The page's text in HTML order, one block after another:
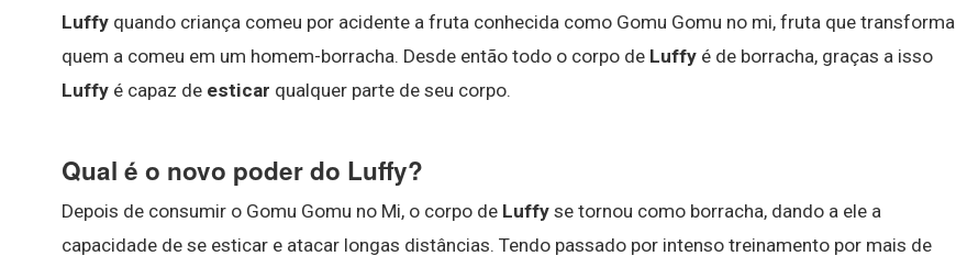
Luffy quando criança comeu por acidente a fruta conhecida como Gomu Gomu no mi, fruta que transforma
quem a comeu em um homem-borracha. Desde então todo o corpo de Luffy é de borracha, graças a isso
Luffy é capaz de esticar qualquer parte de seu corpo.
Qual é o novo poder do Luffy?
Depois de consumir o Gomu Gomu no Mi, o corpo de Luffy se tornou como borracha, dando a ele a
capacidade de se esticar e atacar longas distâncias. Tendo passado por intenso treinamento por mais de